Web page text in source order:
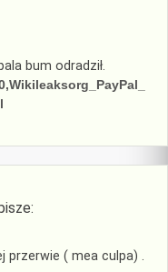
bum odradził.
przerwie ( mea culpa) .